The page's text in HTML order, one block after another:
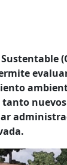
tanto